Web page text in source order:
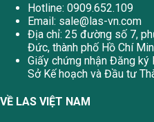
Hotline: 0909.652.109
Email: sale@las-vn.com
Địa chỉ: 25 đường số 7,
Đức, thành phố Hồ Chí
Giấy chứng nhận Đăng
Sở Kế hoạch và Đầu tư
VỀ LAS VIỆT NAM